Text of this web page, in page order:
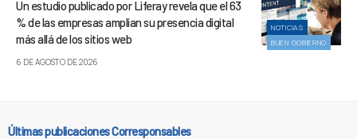
NOTICIAS
BUEN GOBIERNO
Un estudio publicado por Liferay revela que el 63
% de las empresas amplían su presencia digital
más allá de los sitios web
6 DE AGOSTO DE 2026
Últimas publicaciones Corresponsables